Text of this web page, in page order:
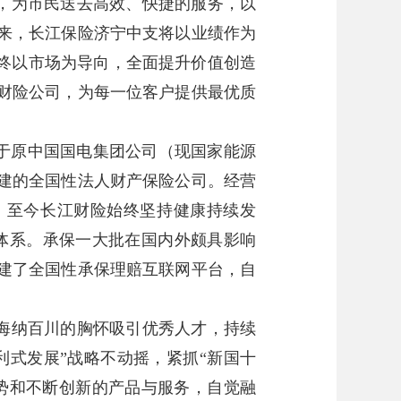
为市民送去高效、快捷的服务，以
，长江保险济宁中支将以业绩作为
以市场为导向，全面提升价值创造
险公司，为每一位客户提供最优质
原中国国电集团公司（现国家能源
的全国性法人财产保险公司。经营
今长江财险始终坚持健康持续发
系。承保一大批在国内外颇具影响
了全国性承保理赔互联网平台，自
纳百川的胸怀吸引优秀人才，持续
发展”战略不动摇，紧抓“新国十
和不断创新的产品与服务，自觉融